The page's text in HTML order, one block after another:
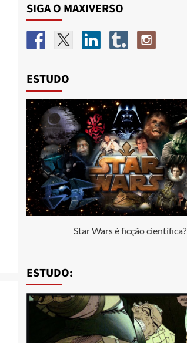
SIGA O MAXIVERSO
ESTUDO
Star Wars é ficção científica?
ESTUDO: